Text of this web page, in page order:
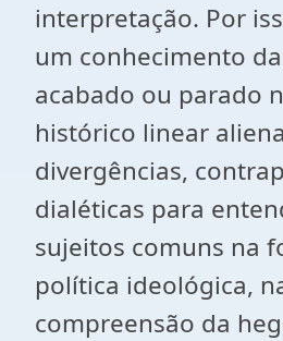
interpretação. Por
um conhecimento
acabado ou parado
histórico linear
divergências,
dialéticas para
sujeitos comuns na
política ideológica,
compreensão da